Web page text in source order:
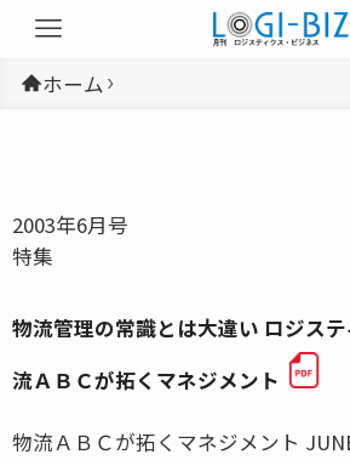
ホーム
2003年6月号
特集
物流管理の常識とは大違い ロジス
流ＡＢＣが拓くマネジメント
物流ＡＢＣが拓くマネジメント